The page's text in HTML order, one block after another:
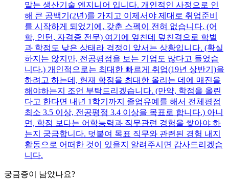
맡는 생산기술 엔지니어 입니다. 개인적인 사정으로 인
해 큰 공백기(2년)를 가지고 이제서야 제대로 취업준비
를 시작하게 되었기에, 갖춘 스펙이 전혀 없습니다. (어
학, 인턴, 자격증 전무) 여기에 엎친데 덮친격으로 학벌
과 학점도 낮은 상태라 걱정이 앞서는 상황입니다. (확실
하지는 않지만, 전공평점을 보는 기업도 많다고 들었습
니다.) 개인적으로는 최대한 빠르게 취업(19년 상반기)을
하려고 하는데, 현재 학점을 최대한 올리는 데에 매진을
해야하는지 조언 부탁드리겠습니다. (만약, 학점을 올린
다고 한다면 내년 1학기까지 졸업유예를 해서 전체평점
최소 3.5 이상, 전공평점 3.4 이상을 목표로 합니다.) 아니
면, 학점 보다는 어학능력과 직무관련 경험을 쌓아야 하
는지 궁금합니다. 덧붙여 목표 직무와 관련된 경험 내지
활동으로 어떠한 것이 있을지 알려주시면 감사드리겠습
니다.
궁금증이 남았나요?